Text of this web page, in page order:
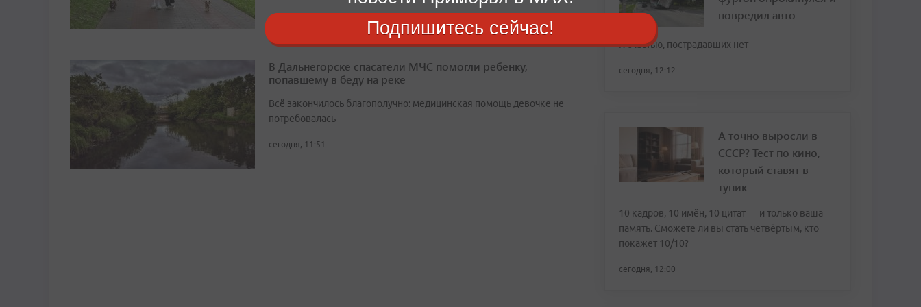
сегодня, 11:53
В Дальнегорске спасатели МЧС помогли ребенку,
попавшему в беду на реке
Всё закончилось благополучно: медицинская помощь девочке не
потребовалась
сегодня, 11:51
повредил авто
К счастью, пострадавших нет
сегодня, 12:12
А точно выросли в
СССР? Тест по кино,
который ставят в
тупик
10 кадров, 10 имён, 10 цитат — и только ваша
память. Сможете ли вы стать четвёртым, кто
покажет 10/10?
сегодня, 12:00
Подпишитесь сейчас!